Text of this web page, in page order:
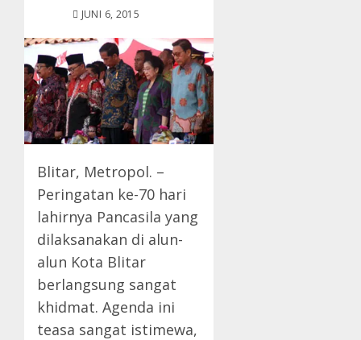
JUNI 6, 2015
Blitar, Metropol. –
Peringatan ke-70 hari
lahirnya Pancasila yang
dilaksanakan di alun-
alun Kota Blitar
berlangsung sangat
khidmat. Agenda ini
teasa sangat istimewa,